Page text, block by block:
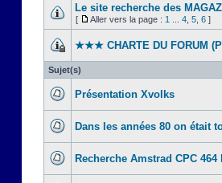
Le site recherche des
[ Aller vers la page : 1 4 5 6 ]
★★★ CHARTE DU FORUM
Sujet(s)
Présentation Xvolks
Dans les années 80 on était
Recherche Amstrad CPC 464